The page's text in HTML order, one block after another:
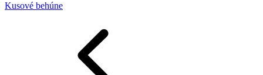
Kusové behúne